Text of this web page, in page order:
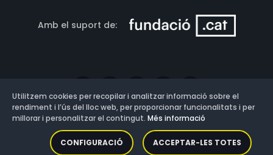
Amb el suport de:
Versió: 3.13.0.202607011342
Utilitzem cookies per recopilar i analitzar informació sobre el
rendiment i l’ús del lloc web, per proporcionar funcionalitats i per
millorar i personalitzar el contingut. Més informació
CONFIGURACIÓ ACCEPTAR-LES TOTES